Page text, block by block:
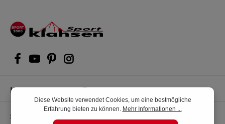
Kompetente Kaufberatung
Shop Service
Diese Website verwendet Cookies, um eine bestmögliche
Erfahrung bieten zu können. Mehr Informationen ...